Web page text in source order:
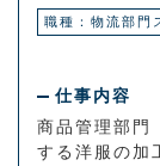
職種：物流部門
仕事内容
商品管理部
する洋服の加